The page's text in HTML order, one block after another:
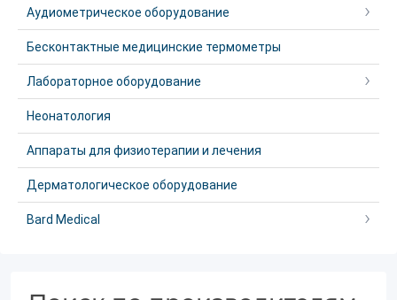
Аудиометрическое оборудование
Бесконтактные медицинские термометры
Лабораторное оборудование
Неонатология
Аппараты для физиотерапии и лечения
Дерматологическое оборудование
Bard Medical